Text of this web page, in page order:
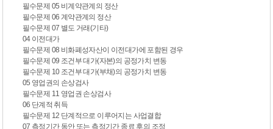
필수문제 05 비계약관계의 정산
필수문제 06 계약관계의 정산
필수문제 07 별도 거래(기타)
04 이전대가
필수문제 08 비화폐성자산이 이전대가에 포함된 경우
필수문제 09 조건부 대가(자본)의 공정가치 변동
필수문제 10 조건부 대가(부채)의 공정가치 변동
05 영업권의 손상검사
필수문제 11 영업권 손상검사
06 단계적 취득
필수문제 12 단계적으로 이루어지는 사업결합
07 측정기간 동안 또는 측정기간 종료 후의 조정